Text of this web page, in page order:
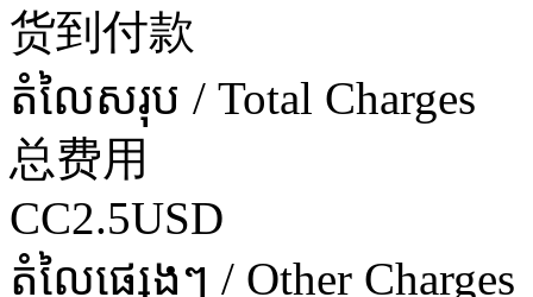
货到付款
តំលៃសរុប / Total Charges
总费用
CC2.5USD
តំលៃផ្សេងៗ / Other Charges